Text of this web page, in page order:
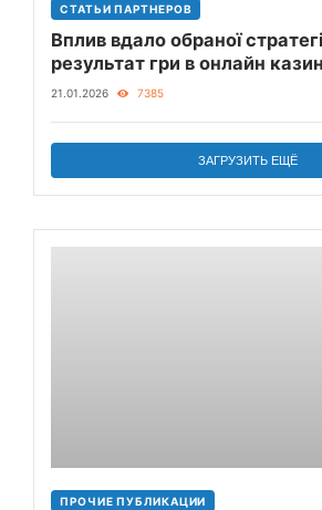
СТАТЬИ ПАРТНЕРОВ
Вплив вдало обраної
результат гри в онлайн
21.01.2026 7385
ЗАГРУЗИТЬ ЕЩЁ
ПРОЧИЕ ПУБЛИКАЦИИ